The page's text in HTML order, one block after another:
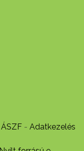
ÁSZF- Adatkezelés